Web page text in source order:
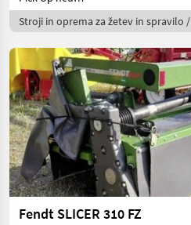
Eingangsgetriebe neu
Gele
Stroji in oprema za žetev in spravilo /
Fendt SLICER 310 FZ